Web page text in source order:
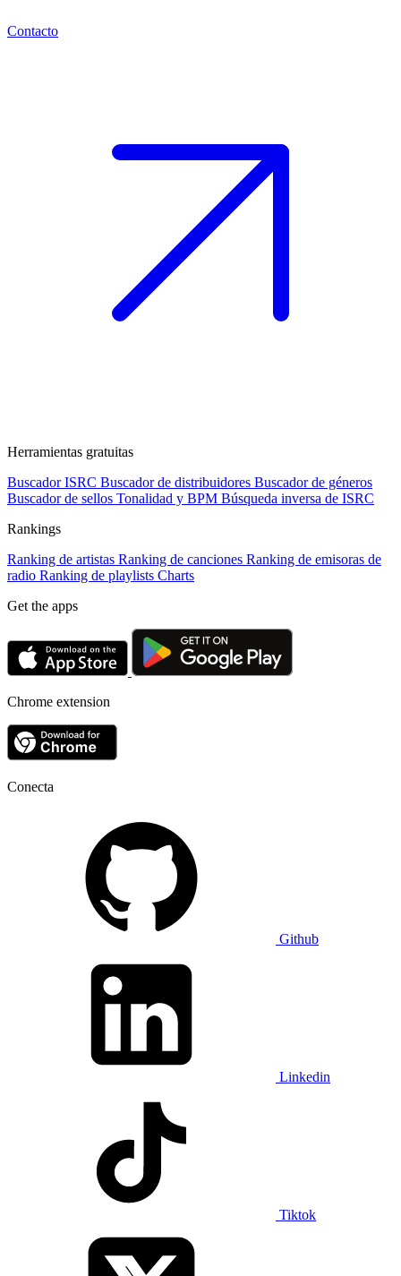
Contacto
Herramientas gratuitas
Buscador ISRC Buscador de distribuidores Buscador de géneros
Buscador de sellos Tonalidad y BPM Búsqueda inversa de ISRC
Rankings
Ranking de artistas Ranking de canciones Ranking de emisoras de
radio Ranking de playlists Charts
Get the apps
Chrome extension
Conecta
Github
Linkedin
Tiktok